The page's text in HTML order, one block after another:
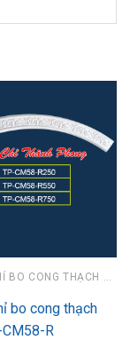
PHÀO CHỈ BO CONG THẠCH CAO
bo cong thạch
R